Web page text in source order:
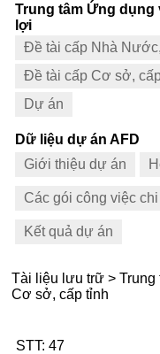
Trung tâm Ứng dụng
lợi
Đề tài cấp Nhà
Đề tài cấp Cơ sở,
Dự án
Dữ liệu dự án AFD
Giới thiệu dự án
Các gói công việc
Kết quả dự án
Tài liệu lưu trữ >
Cơ sở, cấp tỉnh
47